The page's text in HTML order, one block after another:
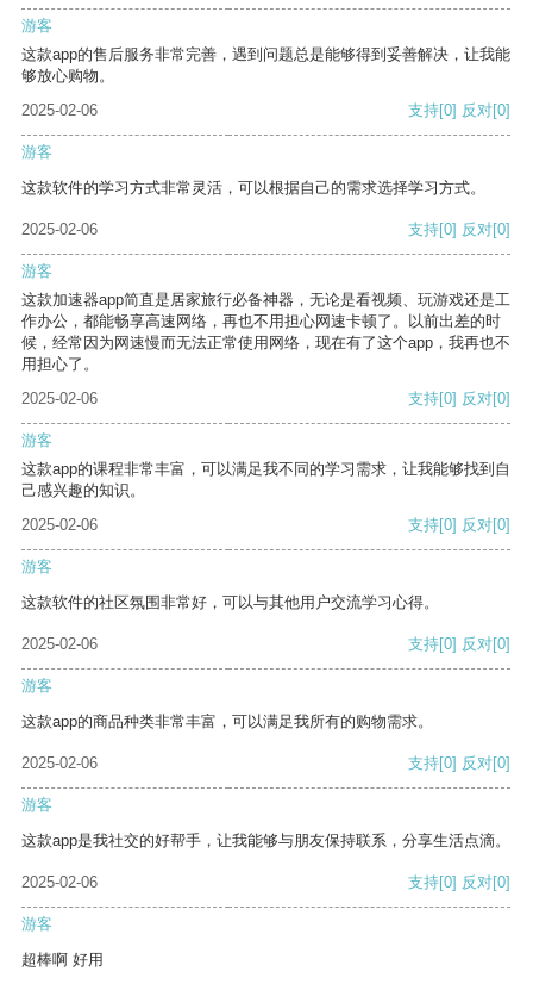
游客
这款app的售后服务非常完善，遇到问题总是能够得到妥善解决，让我能
够放心购物。
2025-02-06
支持[0] 反对[0]
游客
这款软件的学习方式非常灵活，可以根据自己的需求选择学习方式。
2025-02-06 支持[0] 反对[0]
游客
这款加速器app简直是居家旅行必备神器，无论是看视频、玩游戏还是工
作办公，都能畅享高速网络，再也不用担心网速卡顿了。以前出差的时
候，经常因为网速慢而无法正常使用网络，现在有了这个app，我再也不
用担心了。
2025-02-06
支持[0] 反对[0]
游客
这款app的课程非常丰富，可以满足我不同的学习需求，让我能够找到自
己感兴趣的知识。
2025-02-06
支持[0] 反对[0]
游客
这款软件的社区氛围非常好，可以与其他用户交流学习心得。
2025-02-06 支持[0] 反对[0]
游客
这款app的商品种类非常丰富，可以满足我所有的购物需求。
2025-02-06 支持[0] 反对[0]
游客
这款app是我社交的好帮手，让我能够与朋友保持联系，分享生活点滴。
2025-02-06 支持[0] 反对[0]
游客
超棒啊 好用